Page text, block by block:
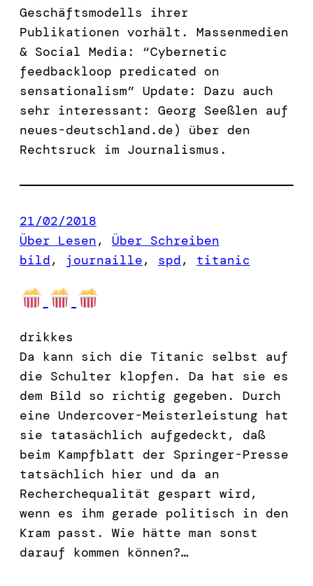
Geschäftsmodells ihrer
Publikationen vorhält. Massenmedien
& Social Media: “Cybernetic
feedbackloop predicated on
sensationalism” Update: Dazu auch
sehr interessant: Georg Seeßlen auf
neues-deutschland.de) über den
Rechtsruck im Journalismus.
21/02/2018
Über Lesen, Über Schreiben
bild, journaille, spd, titanic
drikkes
Da kann sich die Titanic selbst auf
die Schulter klopfen. Da hat sie es
dem Bild so richtig gegeben. Durch
eine Undercover-Meisterleistung hat
sie tatasächlich aufgedeckt, daß
beim Kampfblatt der Springer-Presse
tatsächlich hier und da an
Recherchequalität gespart wird,
wenn es ihm gerade politisch in den
Kram passt. Wie hätte man sonst
darauf kommen können?…